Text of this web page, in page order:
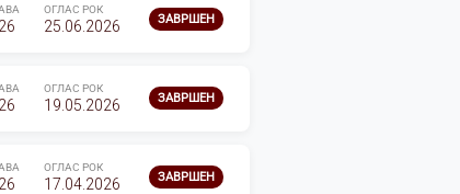
ОГЛАС РОК
25.06.2026 ЗАВРШЕН
ОГЛАС РОК
19.05.2026 ЗАВРШЕН
ОГЛАС РОК
17.04.2026 ЗАВРШЕН